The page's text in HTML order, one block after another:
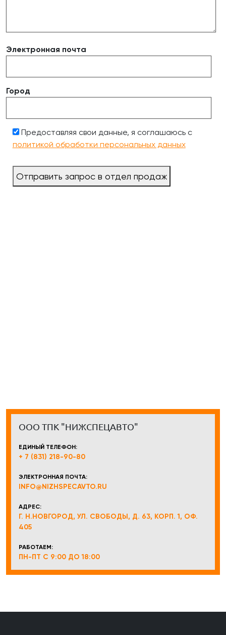
Электронная почта
Город
Предоставляя свои данные, я соглашаюсь с
политикой обработки персональных данных
Отправить запрос в отдел продаж
ООО ТПК "НИЖСПЕЦАВТО"
ЕДИНЫЙ ТЕЛЕФОН:
+ 7 (831) 218-90-80
ЭЛЕКТРОННАЯ ПОЧТА:
INFO@NIZHSPECAVTO.RU
АДРЕС:
Г. Н.НОВГОРОД, УЛ. СВОБОДЫ, Д. 63, КОРП. 1, ОФ.
405
РАБОТАЕМ:
ПН-ПТ С 9:00 ДО 18:00